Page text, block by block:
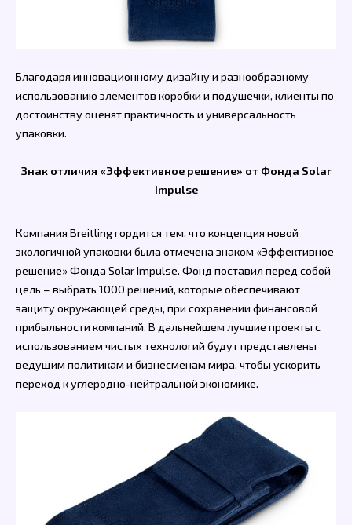
Благодаря инновационному дизайну и разнообразному
использованию элементов коробки и подушечки, клиенты по
достоинству оценят практичность и универсальность
упаковки.
Знак отличия «Эффективное решение» от Фонда Solar
Impulse
Компания Breitling гордится тем, что концепция новой
экологичной упаковки была отмечена знаком «Эффективное
решение» Фонда Solar Impulse. Фонд поставил перед собой
цель – выбрать 1000 решений, которые обеспечивают
защиту окружающей среды, при сохранении финансовой
прибыльности компаний. В дальнейшем лучшие проекты с
использованием чистых технологий будут представлены
ведущим политикам и бизнесменам мира, чтобы ускорить
переход к углеродно-нейтральной экономике.